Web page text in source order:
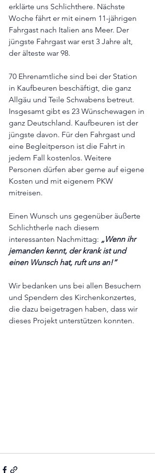
erklärte uns Schlichthere. Nächste
Woche fährt er mit einem 11-jährigen
Fahrgast nach Italien ans Meer. Der
jüngste Fahrgast war erst 3 Jahre alt,
der älteste war 98.
70 Ehrenamtliche sind bei der Station
in Kaufbeuren beschäftigt, die ganz
Allgäu und Teile Schwabens betreut.
Insgesamt gibt es 23 Wünschewagen in
ganz Deutschland. Kaufbeuren ist der
jüngste davon. Für den Fahrgast und
eine Begleitperson ist die Fahrt in
jedem Fall kostenlos. Weitere
Personen dürfen aber gerne auf eigene
Kosten und mit eigenem PKW
mitreisen.
Einen Wunsch uns gegenüber äußerte
Schlichtherle nach diesem
interessanten Nachmittag: „Wenn ihr
jemanden kennt, der krank ist und
einen Wunsch hat, ruft uns an!“
Wir bedanken uns bei allen Besuchern
und Spendern des Kirchenkonzertes,
die dazu beigetragen haben, dass wir
dieses Projekt unterstützen konnten.